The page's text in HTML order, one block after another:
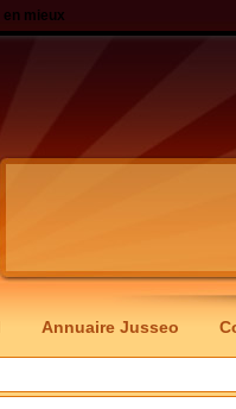
en mieux
Annuaire Jusseo